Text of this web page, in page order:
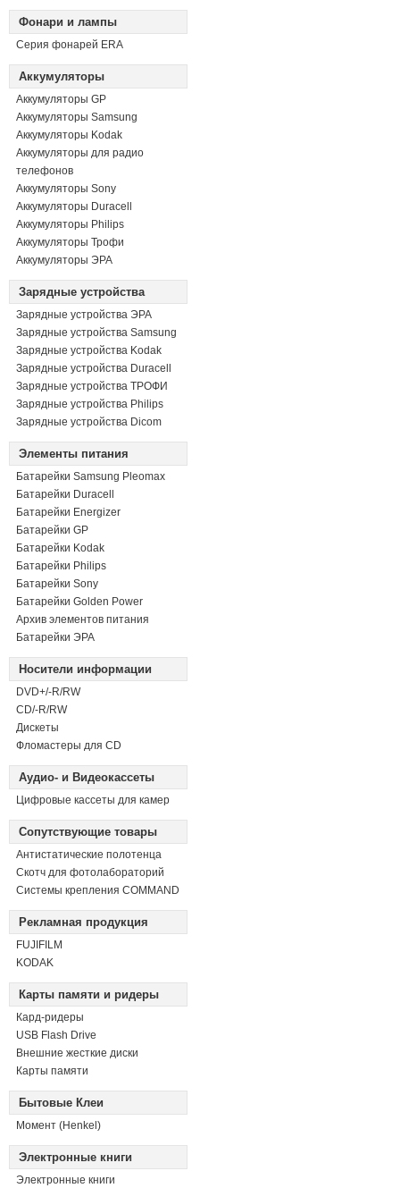
Фонари и лампы
Серия фонарей ERA
Аккумуляторы
Аккумуляторы GP
Аккумуляторы Samsung
Аккумуляторы Kodak
Аккумуляторы для радио
телефонов
Аккумуляторы Sony
Аккумуляторы Duracell
Аккумуляторы Philips
Аккумуляторы Трофи
Аккумуляторы ЭРА
Зарядные устройства
Зарядные устройства ЭРА
Зарядные устройства Samsung
Зарядные устройства Kodak
Зарядные устройства Duracell
Зарядные устройства ТРОФИ
Зарядные устройства Philips
Зарядные устройства Dicom
Элементы питания
Батарейки Samsung Pleomax
Батарейки Duracell
Батарейки Energizer
Батарейки GP
Батарейки Kodak
Батарейки Philips
Батарейки Sony
Батарейки Golden Power
Архив элементов питания
Батарейки ЭРА
Носители информации
DVD+/-R/RW
СD/-R/RW
Дискеты
Фломастеры для CD
Аудио- и Видеокассеты
Цифровые кассеты для камер
Сопутствующие товары
Антистатические полотенца
Скотч для фотолабораторий
Системы крепления COMMAND
Рекламная продукция
FUJIFILM
KODAK
Карты памяти и ридеры
Кард-ридеры
USB Flash Drive
Внешние жесткие диски
Карты памяти
Бытовые Клеи
Момент (Henkel)
Электронные книги
Электронные книги